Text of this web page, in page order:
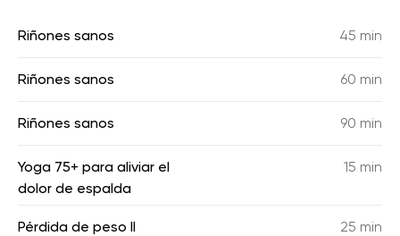
Riñones sanos 45 min
Riñones sanos 60 min
Riñones sanos 90 min
Yoga 75+ para aliviar el
dolor de espalda
15 min
Pérdida de peso II 25 min